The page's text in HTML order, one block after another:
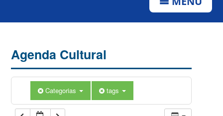
Agenda Cultural
Categorias tags